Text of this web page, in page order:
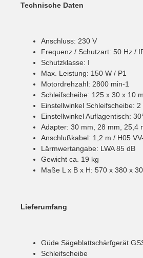
Technische Daten
Anschluss: 230 V
Frequenz / Schutzart: 50 Hz /
Schutzklasse: I
Max. Leistung: 150 W / P1
Motordrehzahl: 2800 min-1
Schleifscheibe: 125 x 30 x 10
Einstellwinkel Schleifscheibe: 2
Einstellwinkel Auflagentisch:
Adapter: 30 mm, 28 mm, 25,4
Anschlußkabel: 1,2 m / H05
Lärmwertangabe: LWA 85 dB
Gewicht ca. 19 kg
Maße L x B x H: 570 x 380 x
Lieferumfang
Güde Sägeblattschärfgerät
Schleifscheibe